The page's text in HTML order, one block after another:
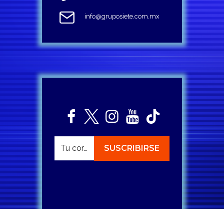
info@gruposiete.com.mx